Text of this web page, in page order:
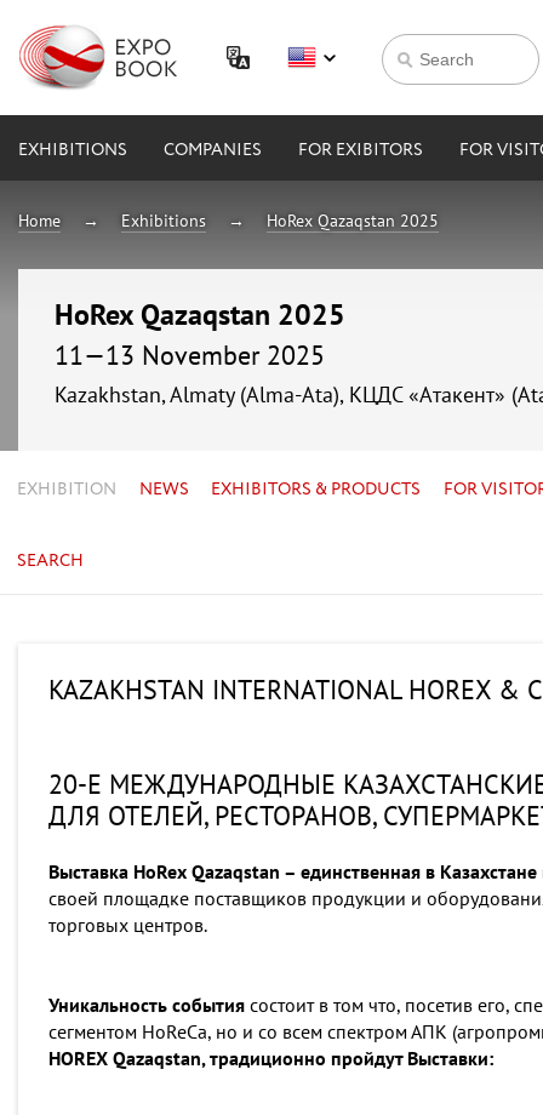
EXHIBITIONS COMPANIES FOR EXIBITORS FOR
Home Exhibitions HoRex Qazaqstan 2025
HoRex Qazaqstan 2025
11—13 November 2025
Kazakhstan, Almaty (Alma-Ata), КЦДС «Атакент»
EXHIBITION NEWS EXHIBITORS & PRODUCTS FOR
SEARCH
KAZAKHSTAN INTERNATIONAL HOREX &
20-Е МЕЖДУНАРОДНЫЕ
ДЛЯ ОТЕЛЕЙ, РЕСТОРАНОВ,
Выставка HoRex Qazaqstan – единственная в
своей площадке поставщиков продукции и
торговых центров.
Уникальность события состоит в том что, посетив его,
сегментом HoReCa, но и со всем спектром АПК
HOREX Qazaqstan, традиционно пройдут Выставки: